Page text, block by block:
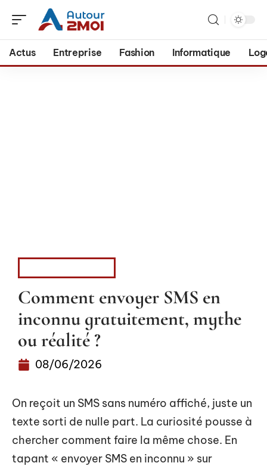
Actus Entreprise Fashion Informatique
Comment envoyer SMS en
inconnu gratuitement, mythe
ou réalité ?
08/06/2026
On reçoit un SMS sans numéro affiché, juste un
texte sorti de nulle part. La curiosité pousse à
chercher comment faire la même chose. En
tapant « envoyer SMS en inconnu » sur